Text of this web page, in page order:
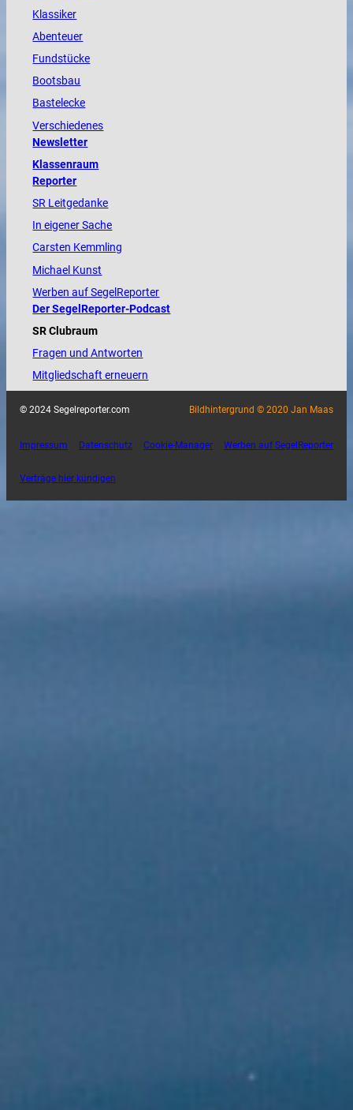
Klassiker
Abenteuer
Fundstücke
Bootsbau
Bastelecke
Verschiedenes
Newsletter
Klassenraum
Reporter
SR Leitgedanke
In eigener Sache
Carsten Kemmling
Michael Kunst
Werben auf SegelReporter
Der SegelReporter-Podcast
SR Clubraum
Fragen und Antworten
Mitgliedschaft erneuern
© 2024 Segelreporter.com Bildhintergrund © 2020 Jan Maas
Impressum Datenschutz Cookie-Manager Werben auf SegelReporter
Verträge hier kündigen